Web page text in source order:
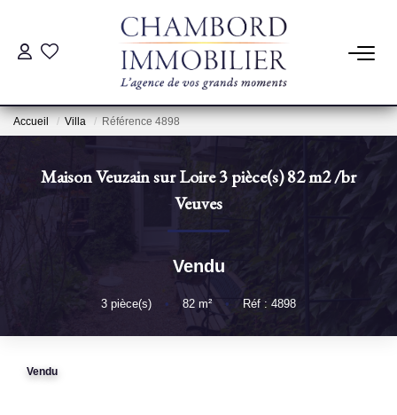
ACHAT
ESTIMATION
Estimation Par Un Professionnel
GESTION
Accueil Villa Référence 4898
Maison Veuzain sur Loire 3 pièce(s) 82 m2/br
Veuves
Vendu
3 pièce(s) • 82 m² • Réf : 4898
Vendu